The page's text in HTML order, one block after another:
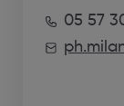
05 57